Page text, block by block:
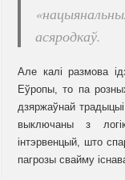
асяродкаў.
Але калі размова
Еўропы, то па
дзяржаўнай
выключаны з
інтэрвенцый, што
пагрозы свайму